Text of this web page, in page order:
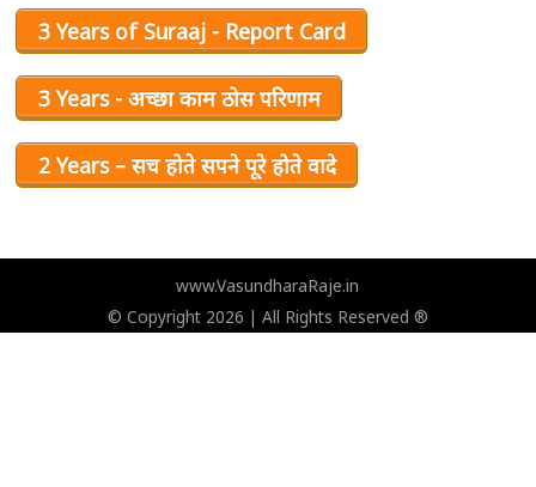
3 Years of Suraaj - Report Card
3 Years - अच्छा काम ठोस परिणाम
2 Years – सच होते सपने पूरे होते वादे
www.VasundharaRaje.in
© Copyright 2026 | All Rights Reserved ®